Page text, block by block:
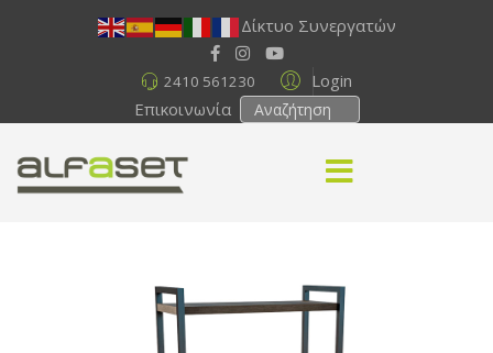
Δίκτυο Συνεργατών
Login
2410 561230
Επικοινωνία